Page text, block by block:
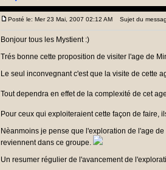
Posté le: Mer 23 Mai, 2007 02:12 AM Sujet du
Bonjour tous les Mystient :)
Trés bonne cette proposition de visiter l'age de
Le seul inconvegnant c'est que la visite de cette
Tout dependra en effet de la complexité de cet
Pour ceux qui exploiteraient cette façon de
Nèanmoins je pense que l'exploration de l'age
reviennent dans ce groupe.
Un resumer régulier de l'avancement de